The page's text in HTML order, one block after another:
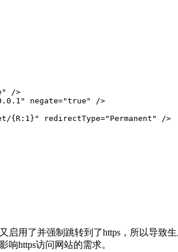
/>
negate="true" />
redirectType="Permanent" />
启用了并强制跳转到了https，所以导
响https访问网站的需求。